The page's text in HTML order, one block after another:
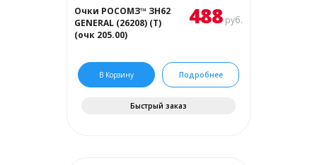
Очки РОСОМЗ™ ЗН62
GENERAL (26208) (Т)
(очк 205.00)
488 руб.
В Корзину Подробнее
Быстрый заказ